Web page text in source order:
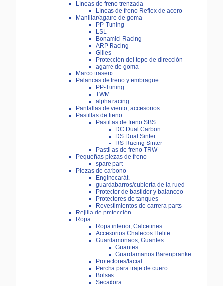
Líneas de freno trenzada
Líneas de freno Reflex de acero
Manillar/agarre de goma
PP-Tuning
LSL
Bonamici Racing
ARP Racing
Gilles
Protección del tope de dirección
agarre de goma
Marco trasero
Palancas de freno y embrague
PP-Tuning
TWM
alpha racing
Pantallas de viento, accesorios
Pastillas de freno
Pastillas de freno SBS
DC Dual Carbon
DS Dual Sinter
RS Racing Sinter
Pastillas de freno TRW
Pequeñas piezas de freno
spare part
Piezas de carbono
Enginecarát.
guardabarros/cubierta de la rued
Protector de bastidor y balanceo
Protectores de tanques
Revestimientos de carrera parts
Rejilla de protección
Ropa
Ropa interior, Calcetines
Accesorios Chalecos Helite
Guardamonaos, Guantes
Guantes
Guardamanos Bärenpranke
Protectores/facial
Percha para traje de cuero
Bolsas
Secadora